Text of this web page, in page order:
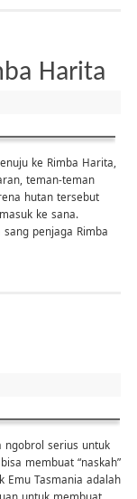
Harita
ke Rimba Harita,
teman-teman
hutan tersebut
ke sana.
penjaga Rimba
ngobrol serius untuk
membuat “naskah”
Emu Tasmania adalah
untuk membuat